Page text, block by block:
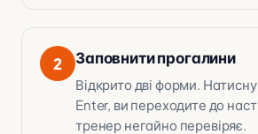
2 Заповнити прогалини
Відкрито дві форми.
Enter, ви переходите до
тренер негайно перевіряє.